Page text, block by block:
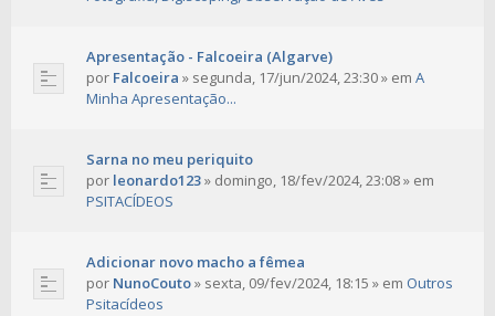
Apresentação - Falcoeira (Algarve)
por Falcoeira » segunda, 17/jun/2024, 23:30» em A
Minha Apresentação...
Sarna no meu periquito
por leonardo123» domingo, 18/fev/2024, 23:08» em
PSITACÍDEOS
Adicionar novo macho a fêmea
por NunoCouto» sexta, 09/fev/2024, 18:15 » em Outros
Psitacídeos